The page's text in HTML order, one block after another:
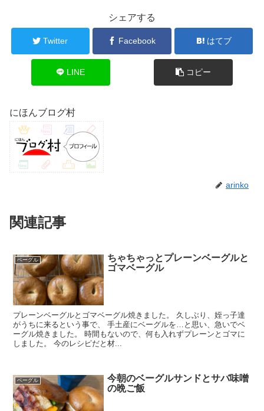
シェアする
Twitter Facebook はてブ
LINE コピー
にほんブログ村
arinko
関連記事
ベーグル
ちゃちゃっとプレーンベーグルと
ゴマベーグル
プレーンベーグルとゴマベーグル焼きました。 久しぶり、姪っ子達
がうちに来るという事で、 手土産にベーグルを…と思い、急いでベ
ーグル焼きました。 時間もないので、何も入れずプレーンとゴマに
しました。 今のレシピだと材...
ベーグル
今朝のベーグルサンドとサバ味噌
の晩ご飯